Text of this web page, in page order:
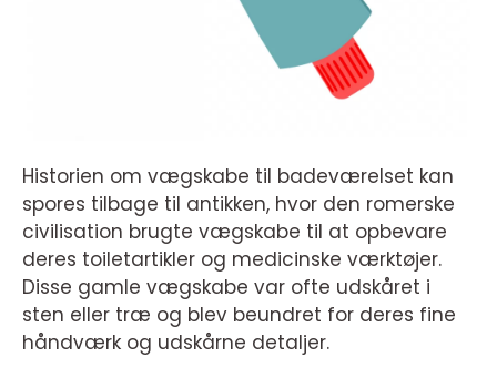
Historien om vægskabe til badeværelset kan
spores tilbage til antikken, hvor den romerske
civilisation brugte vægskabe til at opbevare
deres toiletartikler og medicinske værktøjer.
Disse gamle vægskabe var ofte udskåret i
sten eller træ og blev beundret for deres fine
håndværk og udskårne detaljer.